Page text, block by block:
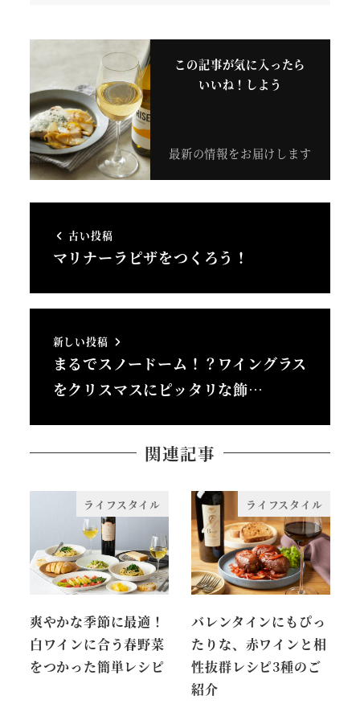
この記事が気に入ったら
いいね！しよう
最新の情報をお届けします
古い投稿
マリナーラピザをつくろう！
新しい投稿
まるでスノードーム！？ワイングラス
をクリスマスにピッタリな飾…
関連記事
ライフスタイル
爽やかな季節に最適！
白ワインに合う春野菜
をつかった簡単レシピ
ライフスタイル
バレンタインにもぴっ
たりな、赤ワインと相
性抜群レシピ3種のご
紹介